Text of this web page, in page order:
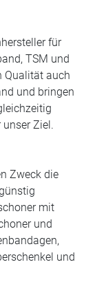
für
TSM und
Qualität auch
und bringen
Ziel.
Zweck die
mit
und
und